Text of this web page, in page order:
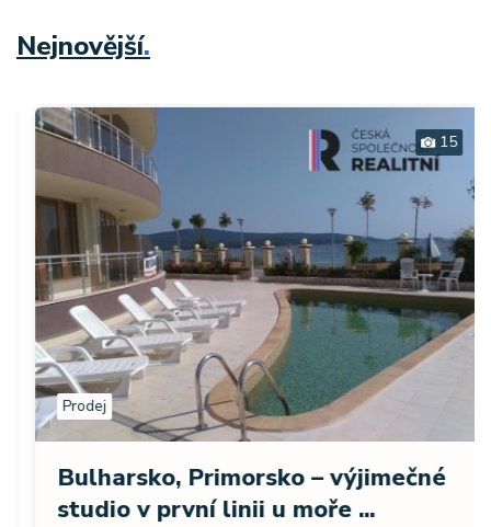
Nejnovější.
15
Prodej
Bulharsko, Primorsko – výjimečné
studio v první linii u moře ...